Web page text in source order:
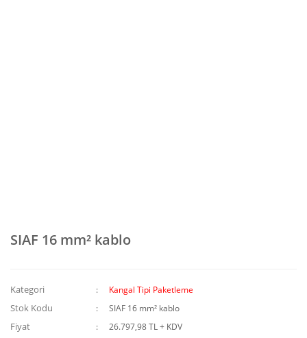
SIAF 16 mm² kablo
Kategori Kangal Tipi Paketleme
Stok Kodu SIAF 16 mm² kablo
Fiyat 26.797,98 TL + KDV